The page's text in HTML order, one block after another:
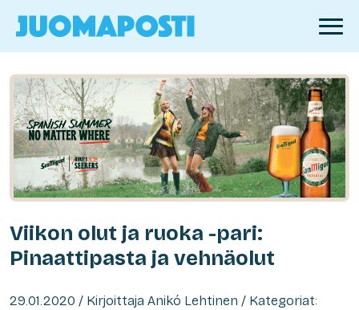
Viikon olut ja ruoka -pari:
Pinaattipasta ja vehnäolut
29.01.2020 / Kirjoittaja Anikó Lehtinen / Kategoriat: